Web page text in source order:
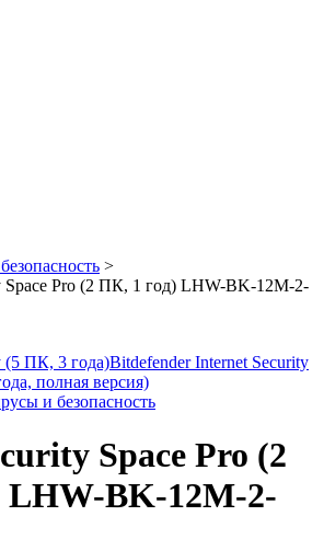
>
Space Pro (2 ПК, 1 год) LHW-BK-12M-2-
(5 ПК, 3 года)Bitdefender Internet Security
полная версия)
и безопасность
Space Pro (2
LHW-BK-12M-2-